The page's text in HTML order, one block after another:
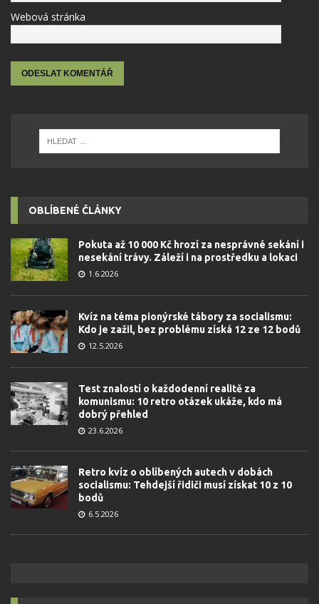
Webová stránka
OBLÍBENÉ ČLÁNKY
Pokuta až 10 000 Kč hrozí za nesprávné sekání i
nesekání trávy. Záleží i na prostředku a lokaci
1.6.2026
Kvíz na téma pionýrské tábory za socialismu:
Kdo je zažil, bez problému získá 12 ze 12 bodů
12.5.2026
Test znalostí o každodenní realitě za
komunismu: 10 retro otázek ukáže, kdo má
dobrý přehled
23.6.2026
Retro kvíz o oblíbených autech v dobách
socialismu: Tehdejší řidiči musí získat 10 z 10
bodů
6.5.2026